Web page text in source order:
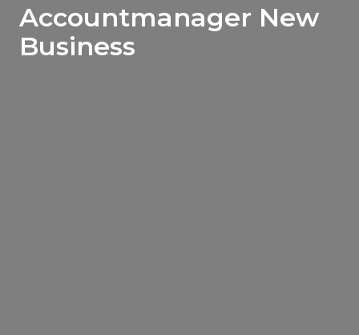
Accountmanager New
Business